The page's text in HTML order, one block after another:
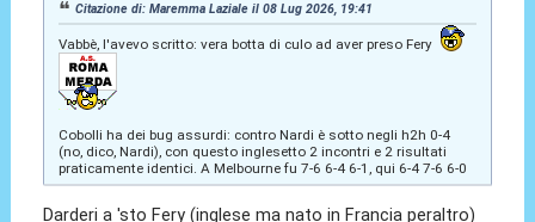
Citazione di: Maremma Laziale il 08 Lug 2026, 19:41
Vabbè, l'avevo scritto: vera botta di culo ad aver preso Fery
Cobolli ha dei bug assurdi: contro Nardi è sotto negli h2h 0-4
(no, dico, Nardi), con questo inglesetto 2 incontri e 2 risultati
praticamente identici. A Melbourne fu 7-6 6-4 6-1, qui 6-4 7-6 6-0
Darderi a 'sto Fery (inglese ma nato in Francia peraltro)